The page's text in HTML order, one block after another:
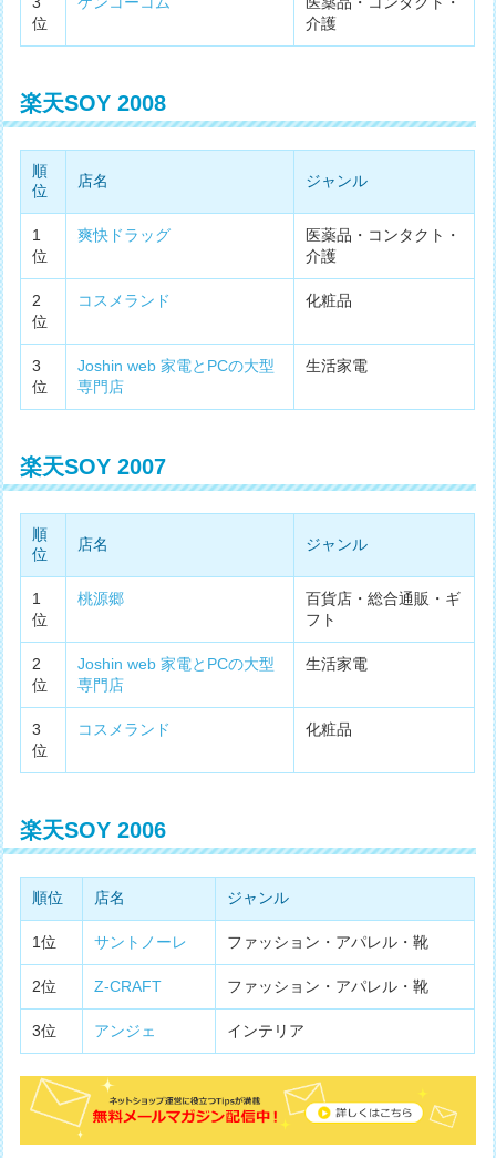
位
介護
楽天SOY 2008
順
位
店名 ジャンル
1
位
爽快ドラッグ
医薬品・コンタクト・
介護
2
位
コスメランド 化粧品
3
位
Joshin web 家電とPCの大型
専門店
生活家電
楽天SOY 2007
順
位
店名 ジャンル
1
位
桃源郷
百貨店・総合通販・ギ
フト
2
位
Joshin web 家電とPCの大型
専門店
生活家電
3
位
コスメランド 化粧品
楽天SOY 2006
順位 店名 ジャンル
1位 サントノーレ ファッション・アパレル・靴
2位 Z-CRAFT ファッション・アパレル・靴
3位 アンジェ インテリア